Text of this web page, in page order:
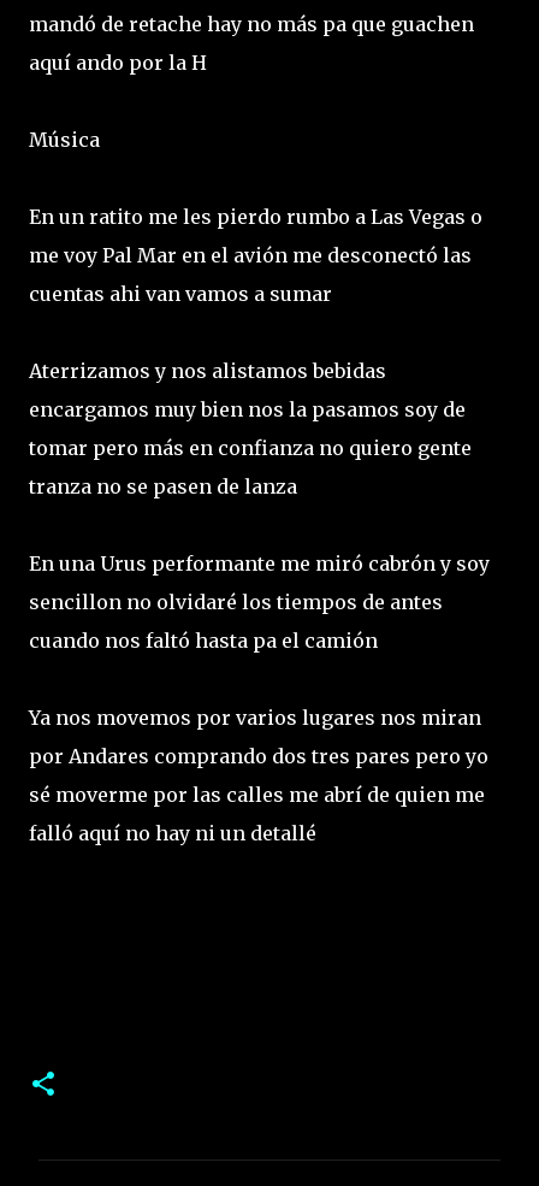
mandó de retache hay no más pa que guachen
aquí ando por la H
Música
En un ratito me les pierdo rumbo a Las Vegas o
me voy Pal Mar en el avión me desconectó las
cuentas ahi van vamos a sumar
Aterrizamos y nos alistamos bebidas
encargamos muy bien nos la pasamos soy de
tomar pero más en confianza no quiero gente
tranza no se pasen de lanza
En una Urus performante me miró cabrón y soy
sencillon no olvidaré los tiempos de antes
cuando nos faltó hasta pa el camión
Ya nos movemos por varios lugares nos miran
por Andares comprando dos tres pares pero yo
sé moverme por las calles me abrí de quien me
falló aquí no hay ni un detallé